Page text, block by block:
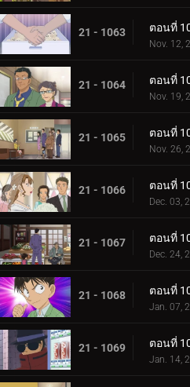
21 - 1063 ตอนที่
Nov. 12,
21 - 1064
Nov. 19,
21 - 1065
Nov. 26,
21 - 1066
Dec. 03,
21 - 1067
Dec. 24,
21 - 1068
Jan. 07,
21 - 1069
Jan. 14,